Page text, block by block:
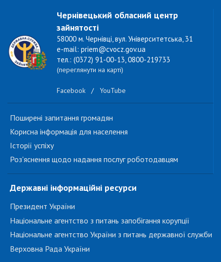
Чернівецький обласний центр
зайнятості
58000 м. Чернівці, вул. Університетська, 31
e-mail: priem@cvocz.gov.ua
тел.: (0372) 91-00-13, 0800-219733
(переглянути на карті)
Facebook / YouTube
Поширені запитання громадян
Корисна інформація для населення
Історії успіху
Роз'яснення щодо надання послуг роботодавцям
Державні інформаційні ресурси
Президент України
Національне агентство з питань запобігання корупції
Національне агентство України з питань державної служби
Верховна Рада України